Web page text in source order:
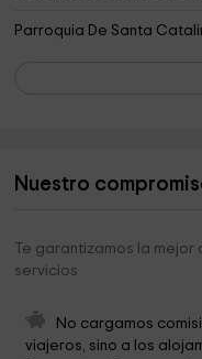
Parroquia De Santa
Parroquia de Santa
El Taller Del Arte
La Chanca (Centro de
Sendero Cabo TRAFALGAR
Nuestro
Te garantizamos la
servicios
No cargamos
viajeros, sino a los